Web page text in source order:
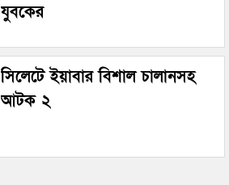
যুবকের
সিলেটে ইয়াবার বিশাল চালানসহ
আটক ২